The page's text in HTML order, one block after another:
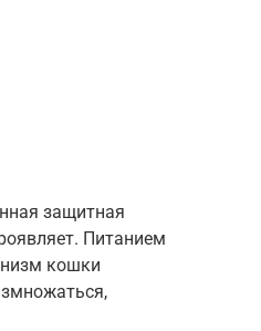
защитная
Питанием
кошки